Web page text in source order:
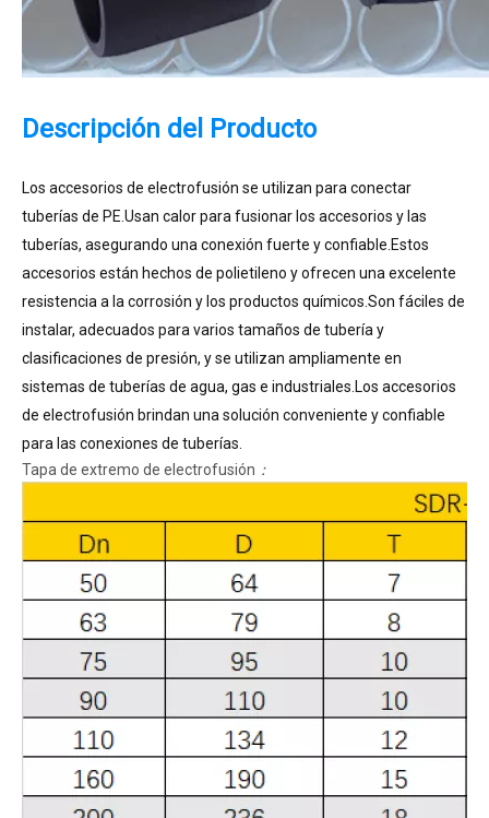
Descripción del Producto
Los accesorios de electrofusión se utilizan para conectar
tuberías de PE.Usan calor para fusionar los accesorios y las
tuberías, asegurando una conexión fuerte y confiable.Estos
accesorios están hechos de polietileno y ofrecen una excelente
resistencia a la corrosión y los productos químicos.Son fáciles de
instalar, adecuados para varios tamaños de tubería y
clasificaciones de presión, y se utilizan ampliamente en
sistemas de tuberías de agua, gas e industriales.Los accesorios
de electrofusión brindan una solución conveniente y confiable
para las conexiones de tuberías.
Tapa de extremo de electrofusión ：